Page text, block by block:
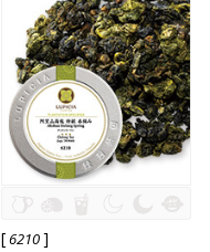
[6210]